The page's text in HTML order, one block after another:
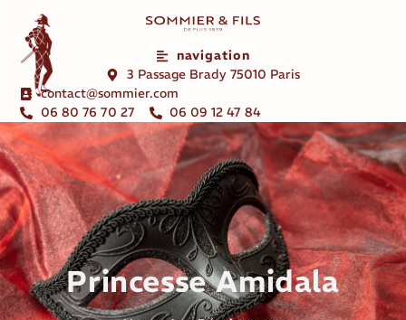
navigation
3 Passage Brady 75010 Paris
contact@sommier.com
06 80 76 70 27
06 09 12 47 84
Princesse Amidala